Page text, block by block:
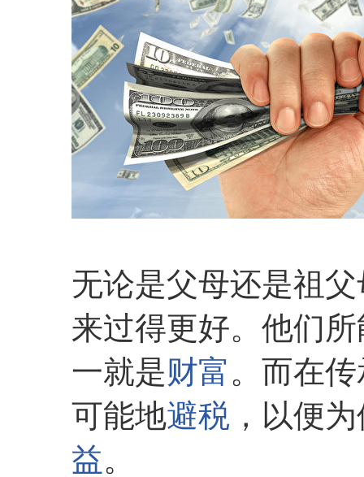
无论是父母还是祖
来过得更好。他们
一就是财富 。而在
可能地避税 ，以便
益。